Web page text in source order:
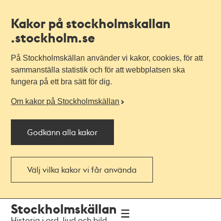
Kakor på stockholmskallan
.stockholm.se
På Stockholmskällan använder vi kakor, cookies, för att
sammanställa statistik och för att webbplatsen ska
fungera på ett bra sätt för dig.
Om kakor på Stockholmskällan
Godkänn alla kakor
Välj vilka kakor vi får använda
navigationen
huvudinnehållet
Stockholmskällan